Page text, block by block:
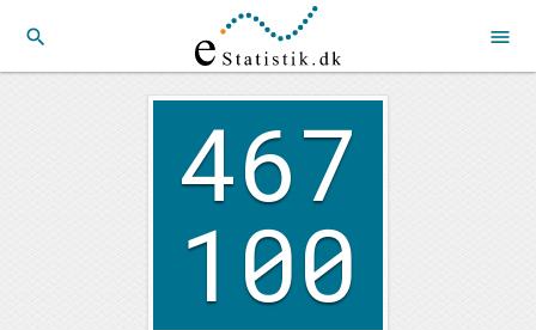
search menu
467
100